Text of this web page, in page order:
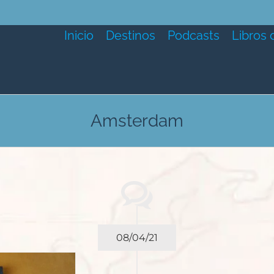
Inicio Destinos Podcasts Libros
Amsterdam
08/04/21